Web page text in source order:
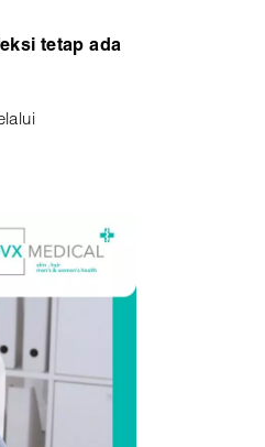
tetap ada